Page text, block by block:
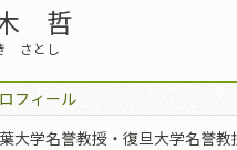
哲
さとし
フィール
大学名誉教授・復旦大学名誉